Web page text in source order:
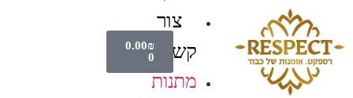
צור
קשר
מתנות
0.00₪
0